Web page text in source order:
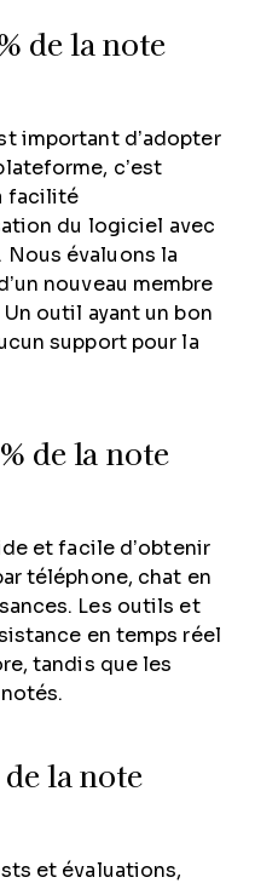
de la note
important d’adopter
c’est
facilité
du logiciel avec
évaluons la
nouveau membre
outil ayant un bon
support pour la
de la note
et facile d’obtenir
téléphone, chat en
Les outils et
en temps réel
tandis que les
la note
et évaluations,